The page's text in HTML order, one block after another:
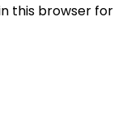
this browser for